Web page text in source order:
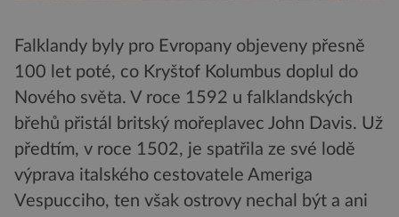
Falklandy byly pro Evropany objeveny přesně
100 let poté, co Kryštof Kolumbus doplul do
Nového světa. V roce 1592 u falklandských
břehů přistál britský mořeplavec John Davis. Už
předtím, v roce 1502, je spatřila ze své lodě
výprava italského cestovatele Ameriga
Vespucciho, ten však ostrovy nechal být a ani